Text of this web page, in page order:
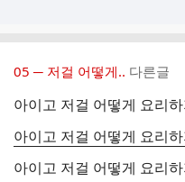
05 ─ 저걸 어떻게.. 다른글
아이고 저걸 어떻게 요리
아이고 저걸 어떻게 요리
아이고 저걸 어떻게 요리